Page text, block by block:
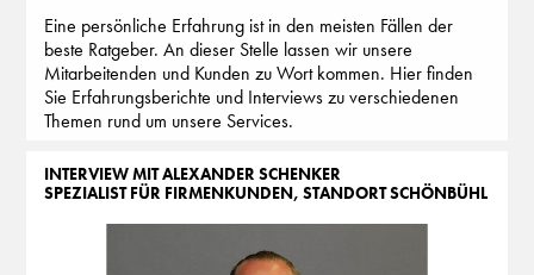
Eine persönliche Erfahrung ist in den meisten Fällen der
beste Ratgeber. An dieser Stelle lassen wir unsere
Mitarbeitenden und Kunden zu Wort kommen. Hier finden
Sie Erfahrungsberichte und Interviews zu verschiedenen
Themen rund um unsere Services.
INTERVIEW MIT ALEXANDER SCHENKER
SPEZIALIST FÜR FIRMENKUNDEN, STANDORT SCHÖNBÜHL